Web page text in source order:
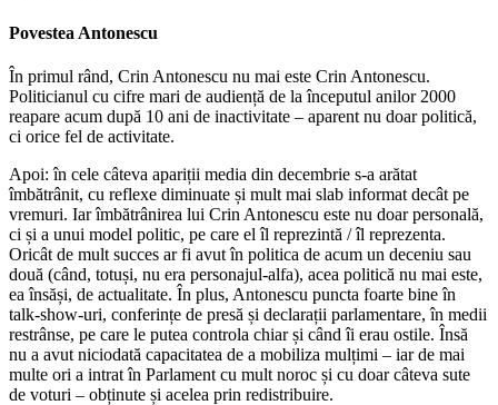
Povestea Antonescu
În primul rând, Crin Antonescu nu mai este Crin Antonescu.
Politicianul cu cifre mari de audiență de la începutul anilor 2000
reapare acum după 10 ani de inactivitate – aparent nu doar politică,
ci orice fel de activitate.
Apoi: în cele câteva apariții media din decembrie s-a arătat
îmbătrânit, cu reflexe diminuate și mult mai slab informat decât pe
vremuri. Iar îmbătrânirea lui Crin Antonescu este nu doar personală,
ci și a unui model politic, pe care el îl reprezintă / îl reprezenta.
Oricât de mult succes ar fi avut în politica de acum un deceniu sau
două (când, totuși, nu era personajul-alfa), acea politică nu mai este,
ea însăși, de actualitate. În plus, Antonescu puncta foarte bine în
talk-show-uri, conferințe de presă și declarații parlamentare, în medii
restrânse, pe care le putea controla chiar și când îi erau ostile. Însă
nu a avut niciodată capacitatea de a mobiliza mulțimi – iar de mai
multe ori a intrat în Parlament cu mult noroc și cu doar câteva sute
de voturi – obținute și acelea prin redistribuire.